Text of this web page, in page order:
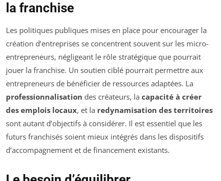
la franchise
Les politiques publiques mises en place pour encourager la
création d’entreprises se concentrent souvent sur les micro-
entrepreneurs, négligeant le rôle stratégique que pourrait
jouer la franchise. Un soutien ciblé pourrait permettre aux
entrepreneurs de bénéficier de ressources adaptées. La
professionnalisation des créateurs, la capacité à créer
des emplois locaux, et la redynamisation des territoires
sont autant d’objectifs à considérer. Il est essentiel que les
futurs franchisés soient mieux intégrés dans les dispositifs
d’accompagnement et de financement existants.